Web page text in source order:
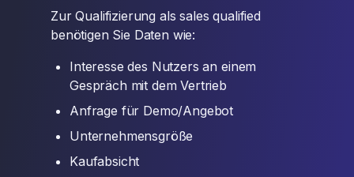
Zur Qualifizierung als sales qualified
benötigen Sie Daten wie:
Interesse des Nutzers an einem
Gespräch mit dem Vertrieb
Anfrage für Demo/Angebot
Unternehmensgröße
Kaufabsicht